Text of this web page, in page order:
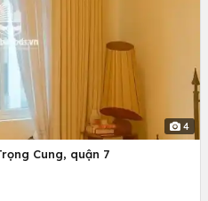
4
Cung, quận 7